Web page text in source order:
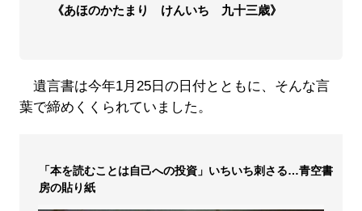
《あほのかたまり けんいち 九十三歳》
遺言書は今年1月25日の日付とともに、そんな言
葉で締めくくられていました。
「本を読むことは自己への投資」いちいち刺さる…青空書
房の貼り紙